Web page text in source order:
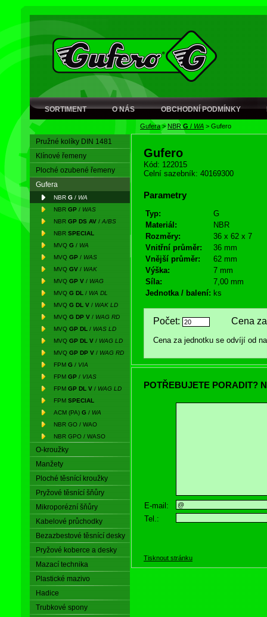
SORTIMENT O NÁS OBCHODNÍ PODMÍNKY
Gufera> NBRG / WA > Gufero
Pružné kolíky DIN 1481
Klínové řemeny
Ploché ozubené řemeny
Gufera
NBR G / WA
NBR GP / WAS
NBR GP DS AV / A/BS
NBR SPECIAL
MVQ G / WA
MVQ GP / WAS
MVQ GV / WAK
MVQ GP V / WAG
MVQ G DL / WA DL
MVQ G DL V / WAK LD
MVQ G DP V / WAG RD
MVQ GP DL / WAS LD
MVQ GP DL V / WAG LD
MVQ GP DP V / WAG RD
FPM G / VIA
FPM GP / VIAS
FPM GP DL V / WAG LD
FPM SPECIAL
ACM (PA) G / WA
NBR GO / WAO
NBR GPO / WASO
O-kroužky
Manžety
Ploché těsnící kroužky
Pryžové těsnící šňůry
Mikroporézní šňůry
Kabelové průchodky
Bezazbestové těsnící desky
Pryžové koberce a desky
Mazací technika
Plastické mazivo
Hadice
Trubkové spony
Gufero
Kód: 122015
Celní sazebník: 40169300
Parametry
Typ:
G
Materiál:
NBR
Rozměry:
36 x 62 x 7
Vnitřní průměr:
36 mm
Vnější průměr:
62 mm
Výška:
7 mm
Síla:
7,00 mm
Jednotka / balení: ks
Počet: Cena za
Cena za jednotku se odvíjí od
POTŘEBUJETE PORADIT?
E-mail:
Tel.:
Tisknout stránku